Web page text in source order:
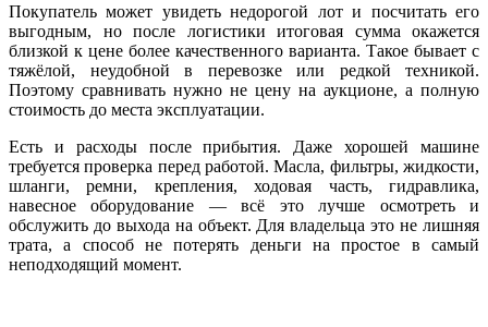
Покупатель может увидеть недорогой лот и посчитать его
выгодным, но после логистики итоговая сумма окажется
близкой к цене более качественного варианта. Такое бывает с
тяжёлой, неудобной в перевозке или редкой техникой.
Поэтому сравнивать нужно не цену на аукционе, а полную
стоимость до места эксплуатации.
Есть и расходы после прибытия. Даже хорошей машине
требуется проверка перед работой. Масла, фильтры, жидкости,
шланги, ремни, крепления, ходовая часть, гидравлика,
навесное оборудование — всё это лучше осмотреть и
обслужить до выхода на объект. Для владельца это не лишняя
трата, а способ не потерять деньги на простое в самый
неподходящий момент.